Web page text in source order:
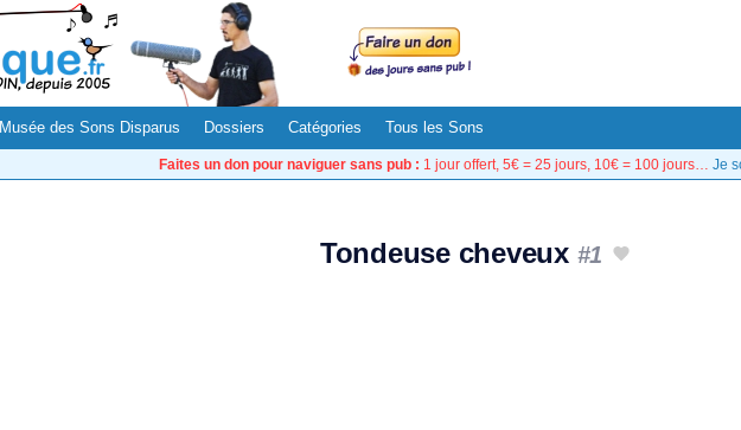
Musée des Sons Disparus Dossiers Catégories Tous les Sons
Faites un don pour naviguer sans pub : 1 jour offert, 5€ = 25 jours, 10€ = 100 jours… Je
Tondeuse cheveux #1